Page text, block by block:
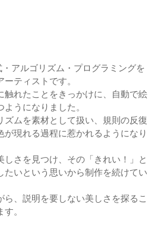
アルゴリズム・プログラミングを
ティストです。
触れたことをきっかけに、自動で絵
うになりました。
ズムを素材として扱い、規則の反復
が現れる過程に惹かれるようになり
しさを見つけ、その「きれい！」と
たいという思いから制作を続けてい
、説明を要しない美しさを探るこ
。